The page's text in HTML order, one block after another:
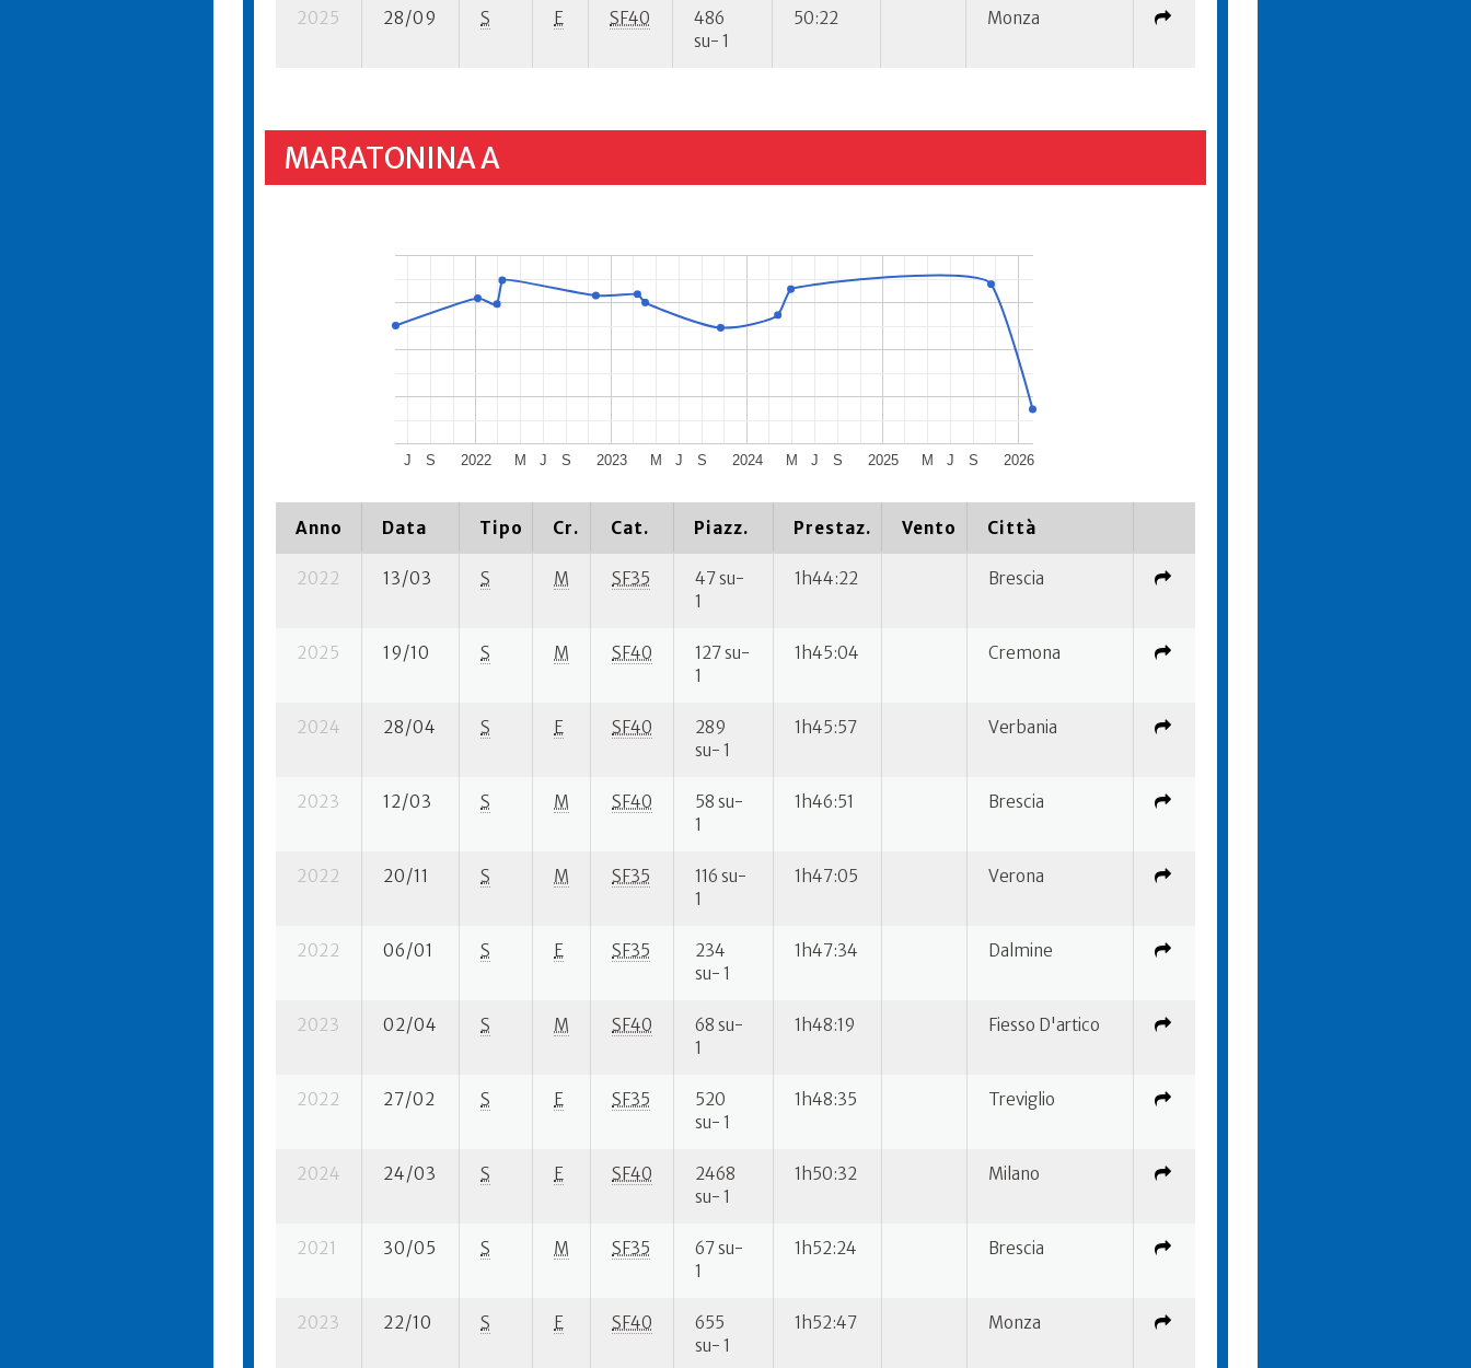
2025 28/09 S E SF40
486
su- 1
50:22 Monza
MARATONINA A
2022 2023 2024 2025 2026
J S M J S M J S M J S M J S
Anno Data Tipo Cr. Cat. Piazz. Prestaz. Vento Città
2022 13/03 S M SF35
47 su-
1
1h44:22 Brescia
2025 19/10 S M SF40
127 su-
1
1h45:04 Cremona
2024 28/04 S E SF40
289
su- 1
1h45:57 Verbania
2023 12/03 S M SF40
58 su-
1
1h46:51 Brescia
2022 20/11 S M SF35
116 su-
1
1h47:05 Verona
2022 06/01 S E SF35
234
su- 1
1h47:34 Dalmine
2023 02/04 S M SF40
68 su-
1
1h48:19 Fiesso D'artico
2022 27/02 S E SF35
520
su- 1
1h48:35 Treviglio
2024 24/03 S E SF40
2468
su- 1
1h50:32 Milano
2021 30/05 S M SF35
67 su-
1
1h52:24 Brescia
2023 22/10 S E SF40
655
su- 1
1h52:47 Monza